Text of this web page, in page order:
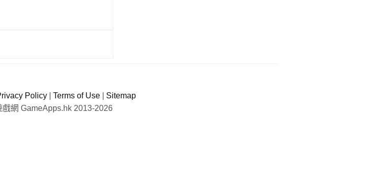
Policy| Terms of Use| Sitemap
網 GameApps.hk 2013-2026